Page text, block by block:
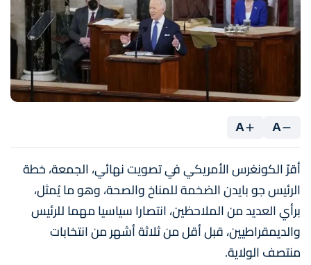
A
A
أقرّ الكونغرس الأمريكي في تصويت نهائي، الجمعة، خطة
الرئيس جو بايدن الضخمة للمناخ والصحة، وهو ما يُمثل،
برأي العديد من الملاحظين، انتصارا سياسيا مهما للرئيس
والديمقراطيين، قبل أقل من ثلاثة أشهر من انتخابات
منتصف الولاية.